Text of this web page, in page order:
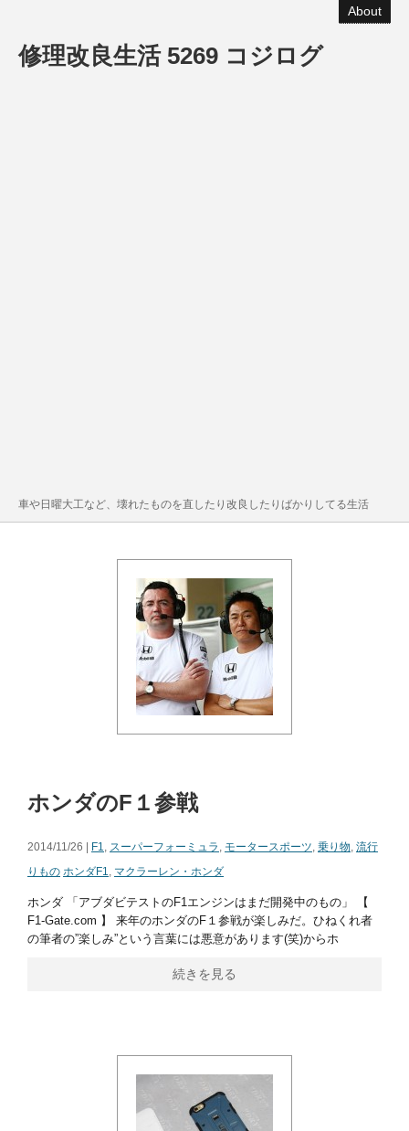
About
修理改良生活 5269 コジログ
車や日曜大工など、壊れたものを直したり改良したりばかりしてる生活
ホンダのF１参戦
2014/11/26 | F1, スーパーフォーミュラ , モータースポーツ, 乗り物, 流行
りもの ホンダF1, マクラーレン・ホンダ
ホンダ 「アブダビテストのF1エンジンはまだ開発中のもの」 【
F1-Gate.com 】 来年のホンダのF１参戦が楽しみだ。ひねくれ者
の筆者の”楽しみ”という言葉には悪意があります(笑)からホ
続きを見る